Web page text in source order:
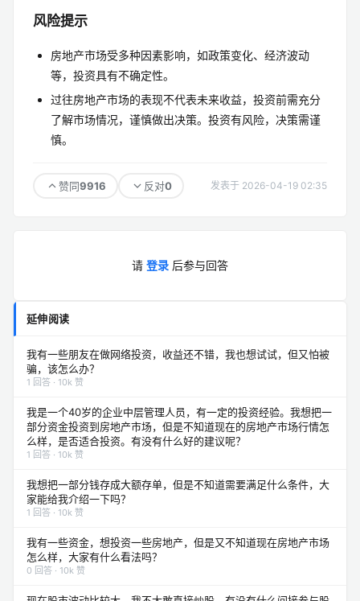
风险提示
房地产市场受多种因素影响，如政策变化、经济波动
等，投资具有不确定性。
过往房地产市场的表现不代表未来收益，投资前需充分
了解市场情况，谨慎做出决策。投资有风险，决策需谨
慎。
赞同9916 反对0 发表于 2026-04-19 02:35
请 登录 后参与回答
延伸阅读
我有一些朋友在做网络投资，收益还不错，我也想试试，但又怕被
骗，该怎么办？
1 回答 · 10k 赞
我是一个40岁的企业中层管理人员，有一定的投资经验。我想把一
部分资金投资到房地产市场，但是不知道现在的房地产市场行情怎
么样，是否适合投资。有没有什么好的建议呢？
1 回答 · 10k 赞
我想把一部分钱存成大额存单，但是不知道需要满足什么条件，大
家能给我介绍一下吗？
1 回答 · 10k 赞
我有一些资金，想投资一些房地产，但是又不知道现在房地产市场
怎么样，大家有什么看法吗？
0 回答 · 10k 赞